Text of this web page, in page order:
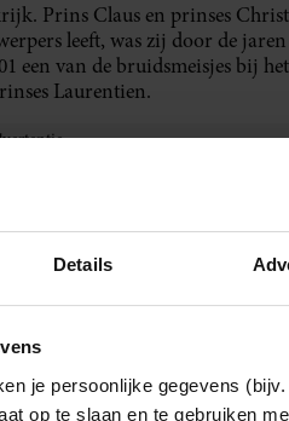
Details
je persoonlijke gegevens
op te slaan en te gebruiken
Prins Claus en prinses
leeft, was zij door de
een van de bruidsmeisjes bij
Laurentien.